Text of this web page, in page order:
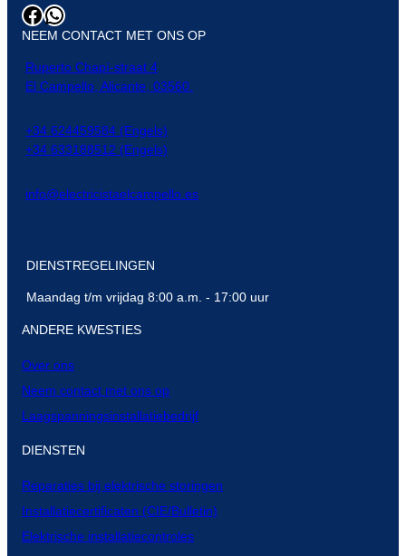
Facebook WhatsApp
NEEM CONTACT MET ONS OP
Ruperto Chapí-straat 4
El Campello, Alicante, 03560.
+34 624459584 (Engels)
+34 633188512 (Engels)
info@electricistaelcampello.es
DIENSTREGELINGEN
Maandag t/m vrijdag 8:00 a.m. - 17:00 uur
ANDERE KWESTIES
Over ons
Neem contact met ons op
Laagspanningsinstallatiebedrijf
DIENSTEN
Reparaties bij elektrische storingen
Installatiecertificaten (CIE/Bulletin)
Elektrische installatiecontroles